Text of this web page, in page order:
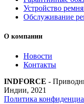
Устройство
Обслуживание
О компании
Новости
Контакты
INDFORCE -
Индии, 2021
Политика